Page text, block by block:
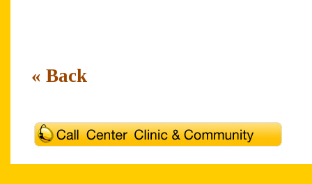
« Back